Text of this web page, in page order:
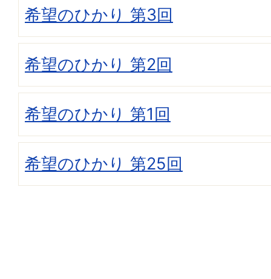
希望のひかり 第3回
希望のひかり 第2回
希望のひかり 第1回
希望のひかり 第25回